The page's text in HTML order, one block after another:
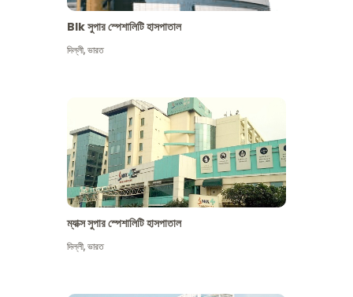
Blk সুপার স্পেশালিটি হাসপাতাল
দিল্লী,ভারত
ম্যাক্স সুপার স্পেশালিটি হাসপাতাল
দিল্লী,ভারত